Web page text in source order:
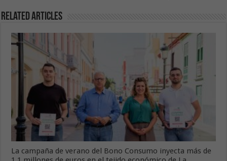
Related Articles
La campaña de verano del Bono Consumo inyecta más de